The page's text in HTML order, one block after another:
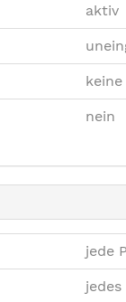
aktiv
keine
nein
jede